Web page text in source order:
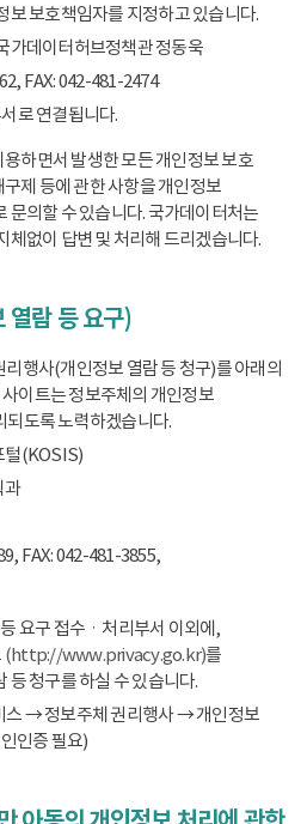
보 보호책임자를 지정하고 있습니다.
가데이터허브정책관 정동욱
FAX: 042-481-2474
로 연결됩니다.
하면서 발생한 모든 개인정보 보호
제 등에 관한 사항을 개인정보
문의할 수 있습니다. 국가데이터처는
체없이 답변 및 처리해 드리겠습니다.
람 등 요구)
행사(개인정보 열람 등 청구)를 아래의
이트는 정보주체의 개인정보
되도록 노력하겠습니다.
털(KOSIS)
과
FAX: 042-481-3855,
요구 접수ㆍ처리부서 이외에,
(http://www.privacy.go.kr)를
등 청구를 하실 수 있습니다.
→ 정보주체 권리행사 → 개인정보
인증 필요)